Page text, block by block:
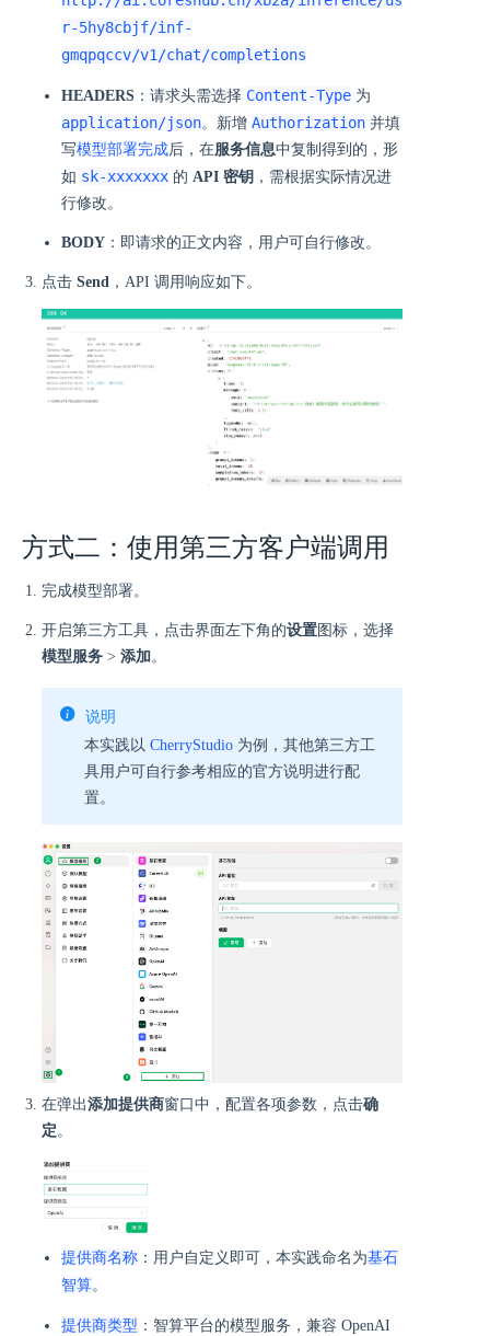
r-5hy8cbjf/inf-
gmqpqccv/v1/chat/completions
HEADERS ：请求头需选择 Content-Type 为
application/json。新增 Authorization 并填
写模型部署完成后，在服务信息中复制得到的，形
如 sk-xxxxxxx 的 API 密钥 ，需根据实际情况进
行修改。
BODY ：即请求的正文内容，用户可自行修改。
点击 Send ，API 调用响应如下。
方式二：使用第三方客户端调用
完成模型部署。
开启第三方工具，点击界面左下角的设置图标，选择
模型服务 > 添加。
说明
本实践以 CherryStudio 为例，其他第三方工
具用户可自行参考相应的官方说明进行配
置。
在弹出添加提供商窗口中，配置各项参数，点击确
定。
提供商名称 ：用户自定义即可，本实践命名为基石
智算。
提供商类型 ：智算平台的模型服务，兼容 OpenAI